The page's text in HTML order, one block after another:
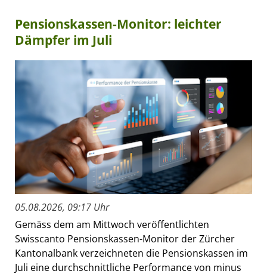
Pensionskassen-Monitor: leichter
Dämpfer im Juli
05.08.2026, 09:17 Uhr
Gemäss dem am Mittwoch veröffentlichten
Swisscanto Pensionskassen-Monitor der Zürcher
Kantonalbank verzeichneten die Pensionskassen im
Juli eine durchschnittliche Performance von minus